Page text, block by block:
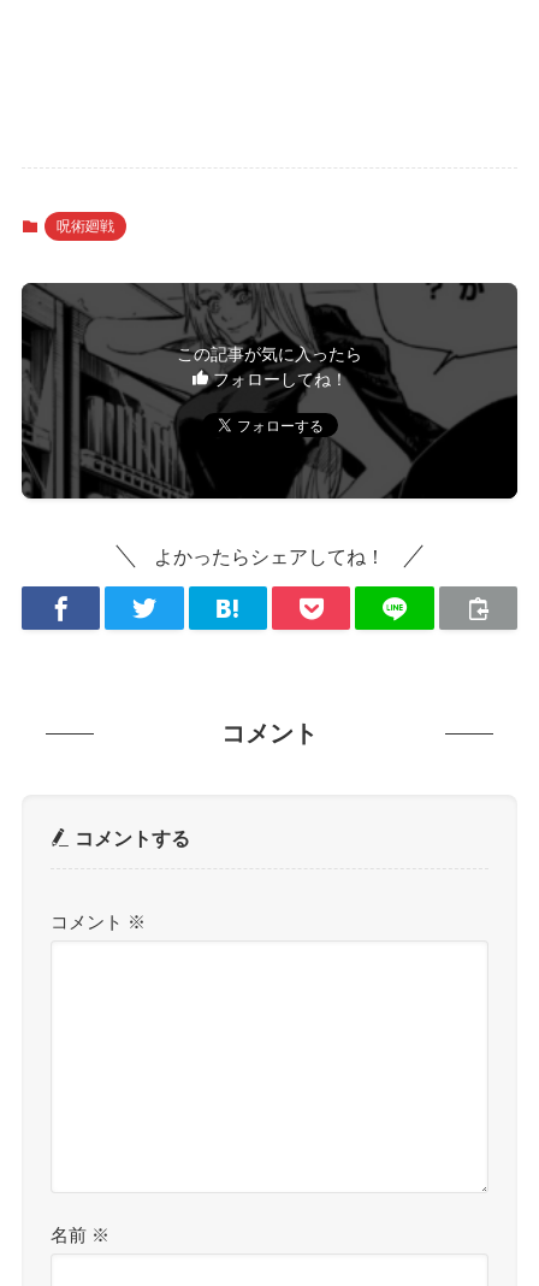
呪術廻戦
この記事が気に入ったら
フォローしてね！
よかったらシェアしてね！
コメント
コメントする
コメント ※
名前 ※